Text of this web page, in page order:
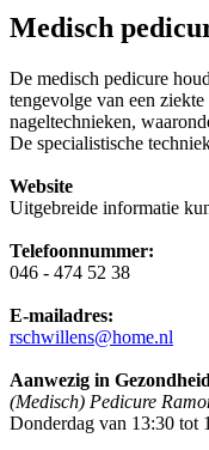
Medisch
De medisch pedicure
tengevolge van een
nageltechnieken,
De specialistische
Website
Uitgebreide informatie
Telefoonnummer:
046 - 474 52 38
E-mailadres:
rschwillens@home.nl
Aanwezig in
(Medisch) Pedicure
Donderdag van 13:30 tot